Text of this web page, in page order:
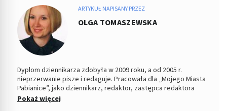
ARTYKUŁ NAPISANY PRZEZ
OLGA TOMASZEWSKA
Dyplom dziennikarza zdobyła w 2009 roku, a od 2005 r.
nieprzerwanie pisze i redaguje. Pracowała dla „Mojego Miasta
Pabianice”, jako dziennikarz, redaktor, zastępca redaktora
naczelnego i PR-owiec, współpracowała z „Nowym Życiem
Pokaż więcej